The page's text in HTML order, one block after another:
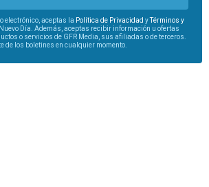
electrónico, aceptas la Política de Privacidad yTérminos y
Día. Además, aceptas recibir información u ofertas
o servicios de GFR Media, sus afiliadas o de terceros.
de los boletines en cualquier momento.